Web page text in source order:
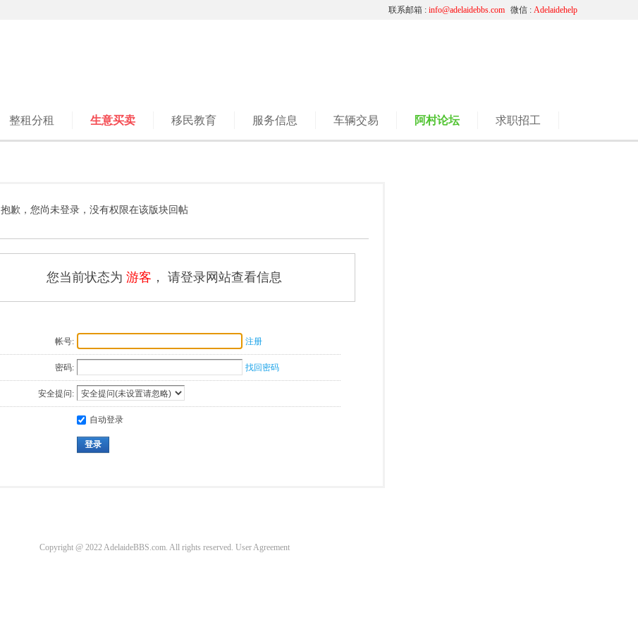
微信 : Adelaidehelp
联系邮箱 : info@adelaidebbs.com
整租分租 生意买卖 移民教育 服务信息 车辆交易 阿村论坛 求职招工
抱歉，您尚未登录，没有权限在该版块回帖
您当前状态为 游客 ， 请登录网站查看信息
帐号: 注册
密码: 找回密码
安全提问:
自动登录
登录
Copyright @ 2022 AdelaideBBS.com. All rights reserved. User Agreement